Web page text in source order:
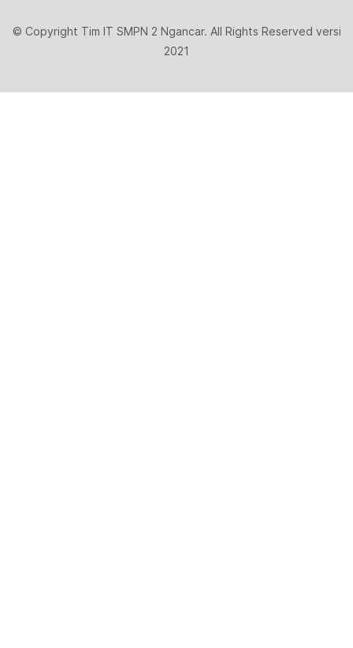
© Copyright Tim IT SMPN 2 Ngancar. All Rights Reserved versi
2021